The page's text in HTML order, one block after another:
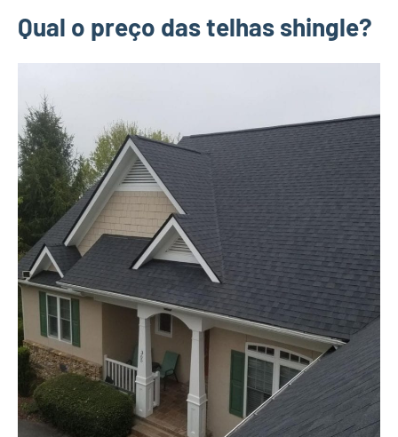
Qual o preço das telhas shingle?